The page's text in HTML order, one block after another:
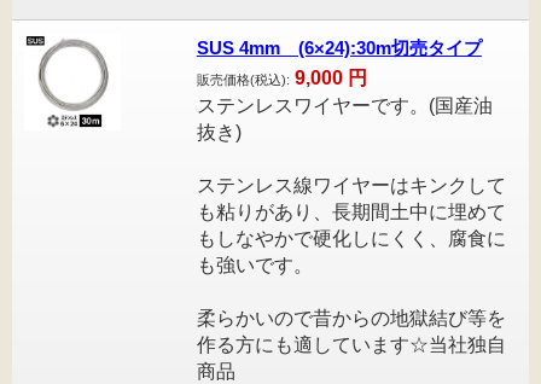
SUS 4mm (6×24):30m切売タイプ
販売価格(税込): 9,000 円
ステンレスワイヤーです。(国産油
抜き)
ステンレス線ワイヤーはキンクして
も粘りがあり、長期間土中に埋めて
もしなやかで硬化しにくく、腐食に
も強いです。
柔らかいので昔からの地獄結び等を
作る方にも適しています☆当社独自
商品